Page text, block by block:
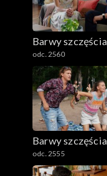
Barwy szczęścia
odc. 2560
Barwy szczęścia
odc. 2555